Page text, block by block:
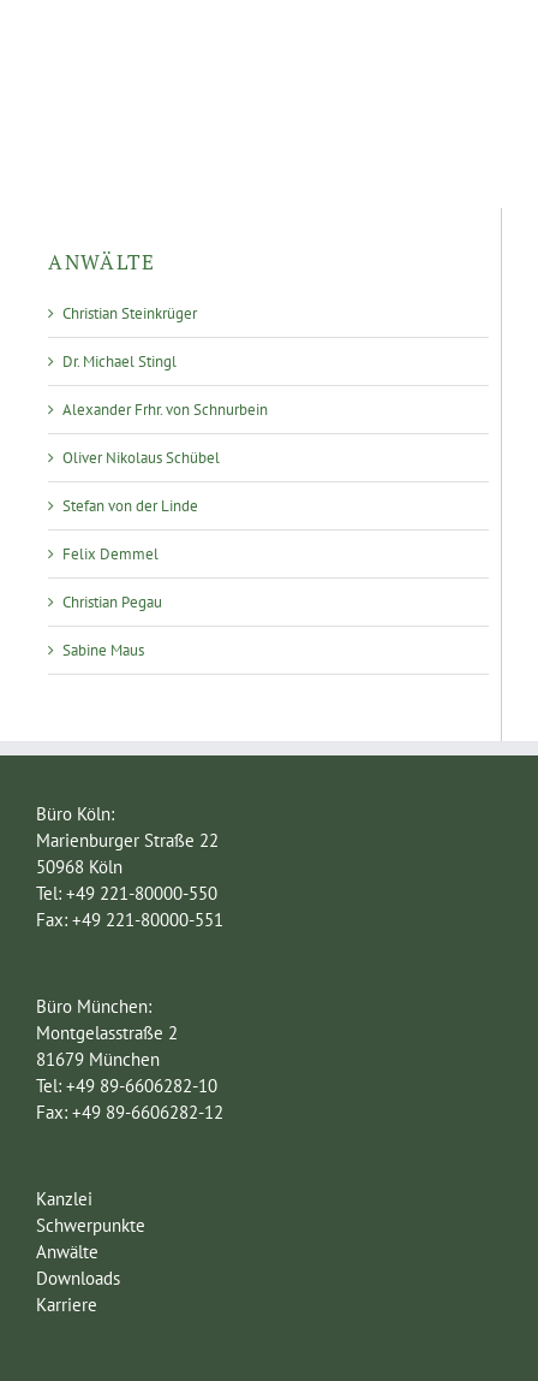
ANWÄLTE
Christian Steinkrüger
Dr. Michael Stingl
Alexander Frhr. von Schnurbein
Oliver Nikolaus Schübel
Stefan von der Linde
Felix Demmel
Christian Pegau
Sabine Maus
Büro Köln:
Marienburger Straße 22
50968 Köln
Tel: +49 221-80000-550
Fax: +49 221-80000-551
Büro München:
Montgelasstraße 2
81679 München
Tel: +49 89-6606282-10
Fax: +49 89-6606282-12
Kanzlei
Schwerpunkte
Anwälte
Downloads
Karriere